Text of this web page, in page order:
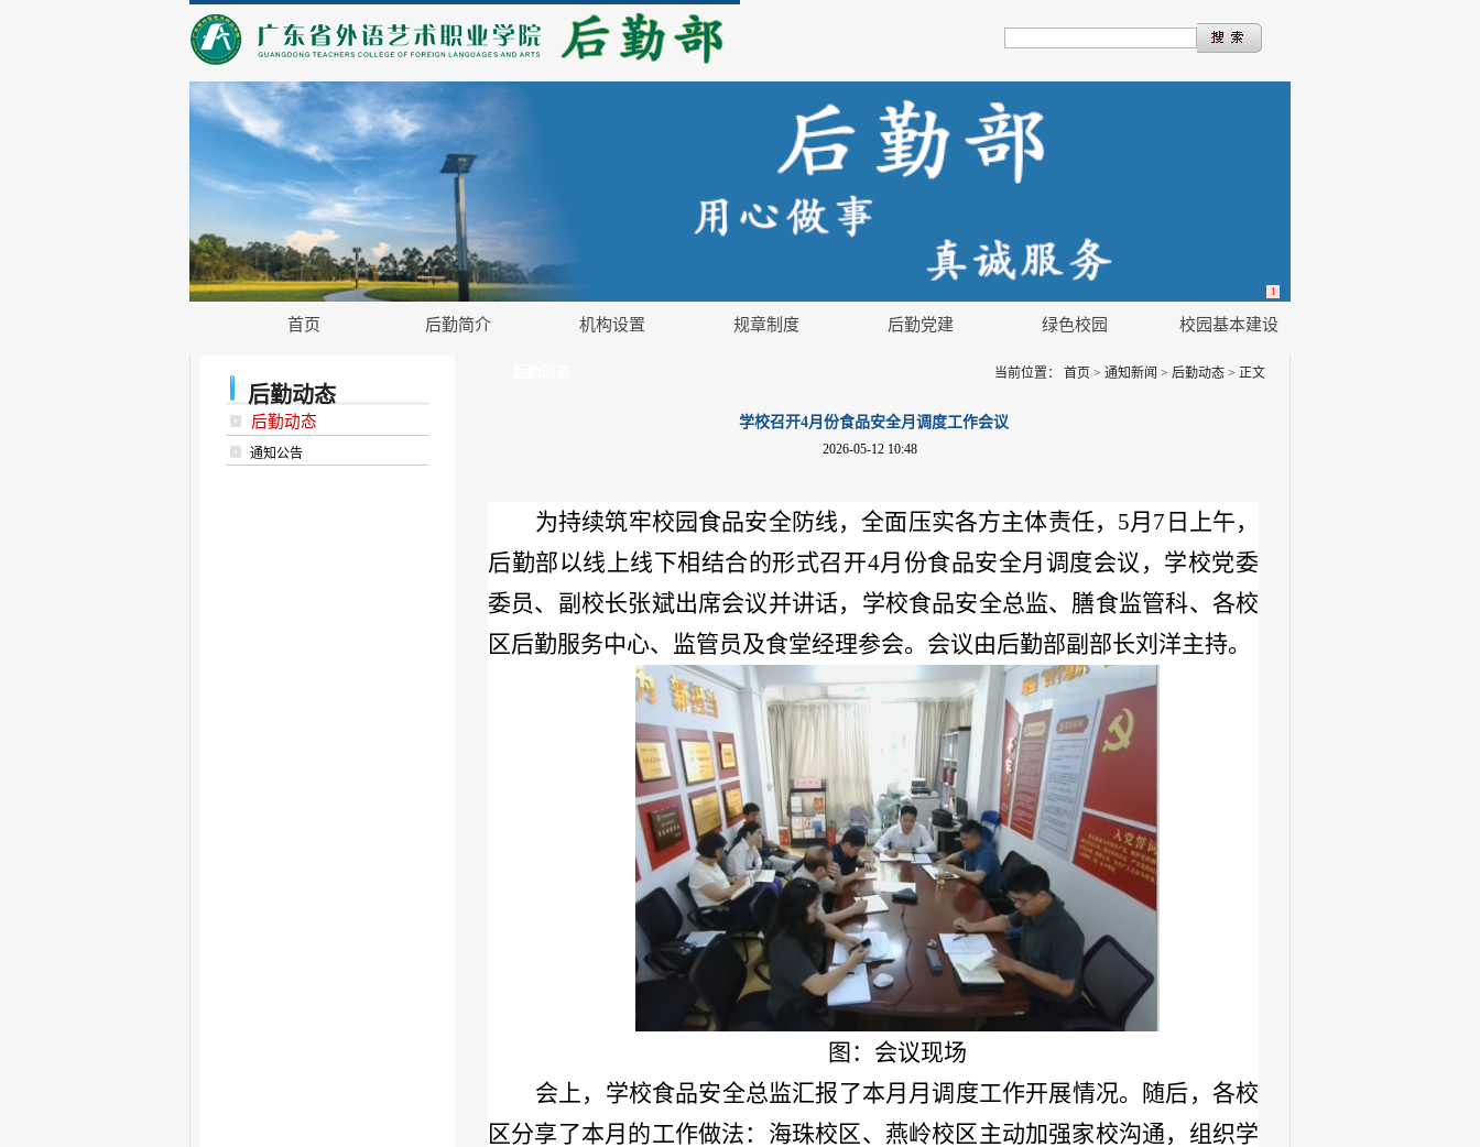
1
首页 后勤简介 机构设置 规章制度 后勤党建 绿色校园 校园基本建设
后勤动态
后勤动态
通知公告
当前位置： 首页 > 通知新闻 > 后勤动态 > 正文
学校召开4月份食品安全月调度工作会议
2026-05-12 10:48
为持续筑牢校园食品安全防线，全面压实各方主体责任， 5月7日上午，
后勤部以线上线下相结合的形式召开4月份食品安全月调度会议，学校党委
委员、副校长张斌出席会议并讲话，学校食品安全总监、膳食监管科、各校
区后勤服务中心、监管员及食堂经理参会。会议由后勤部副部长刘洋主持。
图：会议现场
会上，学校食品安全总监汇报了本月月调度工作开展情况。随后，各校
区分享了本月的工作做法：海珠校区、燕岭校区主动加强家校沟通，组织学